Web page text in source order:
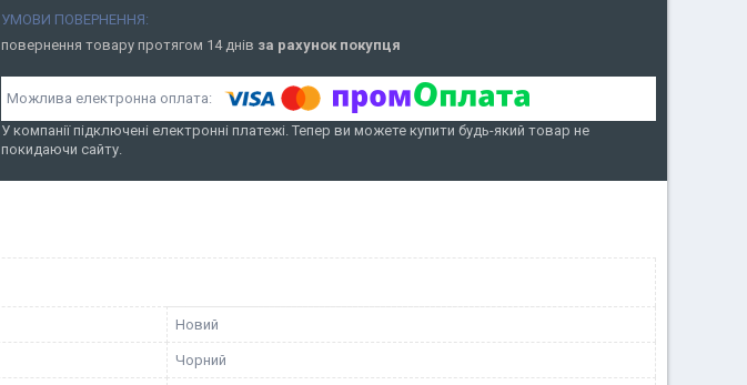
повернення товару протягом 14 днів за рахунок покупця
У компанії підключені електронні платежі. Тепер ви можете купити будь-який товар не
покидаючи сайту.
Новий
Чорний